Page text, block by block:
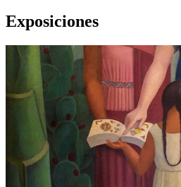
Exposiciones